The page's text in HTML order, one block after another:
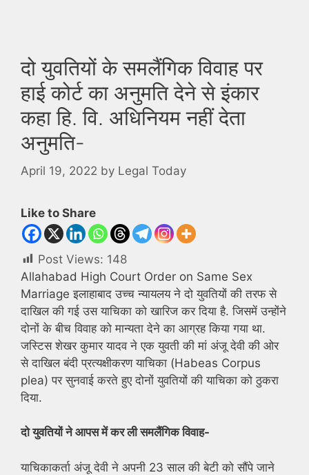
दो युवतियों के समलैंगिक विवाह पर
हाई कोर्ट का अनुमति देने से इंकार
कहा हि. वि. अधिनियम नहीं देता
अनुमति-
April 19, 2022 by Legal Today
Like to Share
Post Views: 148
Allahabad High Court Order on Same Sex
Marriage इलाहाबाद उच्च न्यायलय ने दो युवतियों की तरफ से
दाखिल की गई उस याचिका को खारिज कर दिया है. जिसमें उन्होंने
दोनों के बीच विवाह को मान्यता देने का आग्रह किया गया था.
जस्टिस शेखर कुमार यादव ने एक युवती की मां अंजू देवी की ओर
से दाखिल बंदी प्रत्यक्षीकरण याचिका (Habeas Corpus
plea) पर सुनवाई करते हुए दोनों युवतियों की याचिका को ठुकरा
दिया.
दो युवतियों ने आपस में कर ली समलैंगिक विवाह-
याचिकाकर्ता अंजू देवी ने अपनी 23 साल की बेटी को सौंपे जाने